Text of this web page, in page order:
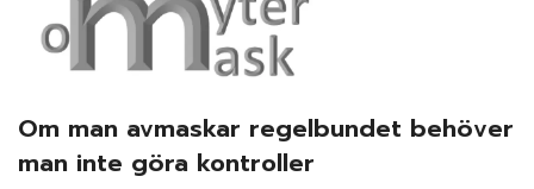
Om man avmaskar regelbundet behöver
man inte göra kontroller